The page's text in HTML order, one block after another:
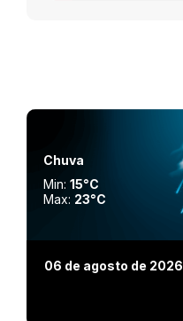
Chuva
Min:15°C
Max: 23°C
06 de agosto de 2026